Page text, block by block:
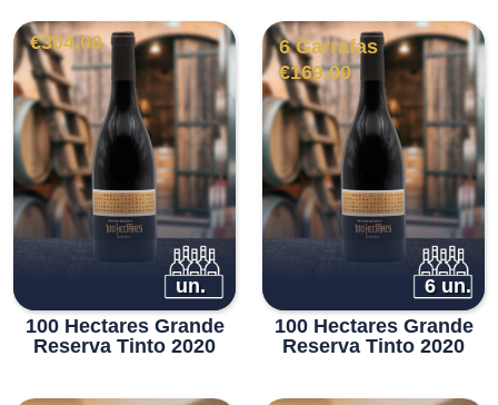
€304.00
un.
100 Hectares Grande
Reserva Tinto 2020
6 Garrafas
€169.00
6 un.
100 Hectares Grande
Reserva Tinto 2020